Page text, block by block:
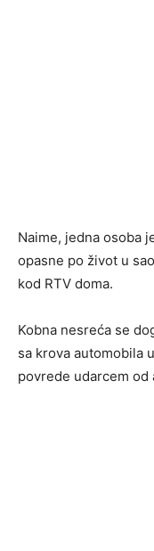
Naime, jedna osoba
opasne po život u
kod RTV doma.
Kobna nesreća se
sa krova automobila
povrede udarcem od